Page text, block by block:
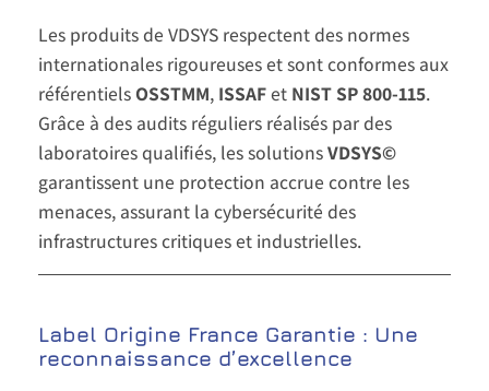
Les produits de VDSYS respectent des normes
internationales rigoureuses et sont conformes aux
référentielsOSSTMM, ISSAFet NIST SP 800-115.
Grâce à des audits réguliers réalisés par des
laboratoires qualifiés, les solutionsVDSYS©
garantissent une protection accrue contre les
menaces, assurant la cybersécurité des
infrastructures critiques et industrielles.
Label Origine France Garantie : Une
reconnaissance d’excellence